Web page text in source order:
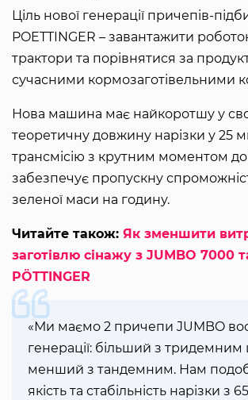
Ціль нової генерації причепів-
POETTINGER – завантажити
трактори та порівнятися за
сучасними кормозаготівельними
Нова машина має найкоротшу у
теоретичну довжину нарізки у 25
трансмісію з крутним моментом
забезпечує пропускну
зеленої маси на годину.
Читайте також: Як зменшити
заготівлю сінажу з JUMBO 7000
PÖTTINGER
«Ми маємо 2 причепи JUMBO
генерації: більший з тридемним
менший з тандемним. Нам
якість та стабільність нарізки з